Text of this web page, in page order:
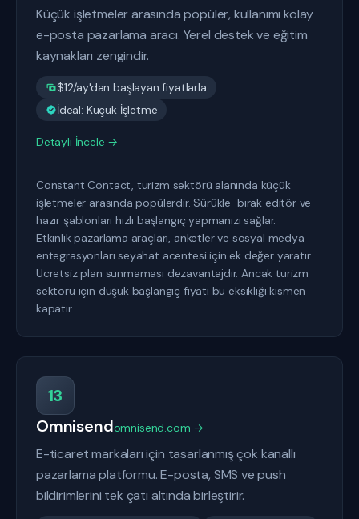
Küçük işletmeler arasında popüler, kullanımı kolay
e-posta pazarlama aracı. Yerel destek ve eğitim
kaynakları zengindir.
$12/ay'dan başlayan fiyatlarla
İdeal: Küçük İşletme
Detaylı İncele →
Constant Contact, turizm sektörü alanında küçük
işletmeler arasında popülerdir. Sürükle-bırak editör ve
hazır şablonları hızlı başlangıç yapmanızı sağlar.
Etkinlik pazarlama araçları, anketler ve sosyal medya
entegrasyonları seyahat acentesi için ek değer yaratır.
Ücretsiz plan sunmaması dezavantajdır. Ancak turizm
sektörü için düşük başlangıç fiyatı bu eksikliği kısmen
kapatır.
13
Omnisendomnisend.com →
E-ticaret markaları için tasarlanmış çok kanallı
pazarlama platformu. E-posta, SMS ve push
bildirimlerini tek çatı altında birleştirir.